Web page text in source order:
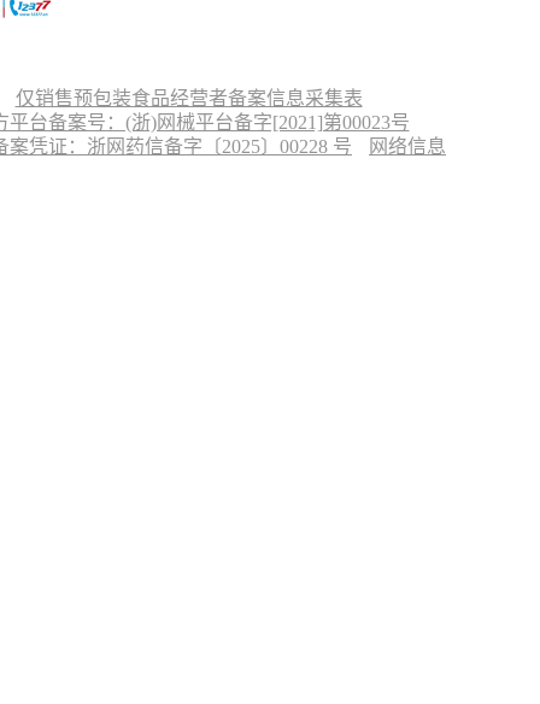
仅销售预包装食品经营者备案信息采集表
台备案号：(浙)网械平台备字[2021]第00023号
凭证：浙网药信备字〔2025〕00228 号
网络信息